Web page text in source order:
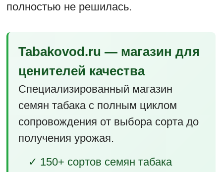
полностью не решилась.
Tabakovod.ru — магазин для
ценителей качества
Специализированный магазин
семян табака с полным циклом
сопровождения от выбора сорта до
получения урожая.
✓ 150+ сортов семян табака